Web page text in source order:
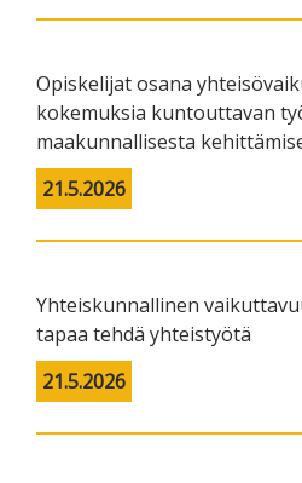
Opiskelijat osana
kokemuksia kuntouttavan
maakunnallisesta
21.5.2026
Yhteiskunnallinen
tapaa tehdä yhteistyötä
21.5.2026